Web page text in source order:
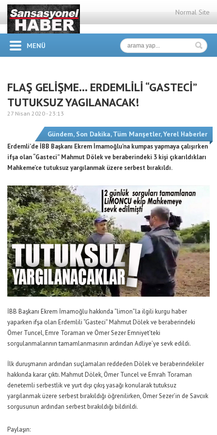
Normal Site
MENÜ
FLAŞ GELİŞME… ERDEMLİLİ “GASTECİ”
TUTUKSUZ YAGILANACAK!
27 Nisan 2020 -23:13
Gündem, Son Dakika,Tüm Manşetler,Yerel Haberler
Erdemli’de İBB Başkanı Ekrem İmamoğlu’na kumpas yapmaya çalışırken
ifşa olan “Gasteci” Mahmut Dölek ve beraberindeki 3 kişi çıkarıldıkları
Mahkeme’ce tutuksuz yargılanmak üzere serbest bırakıldı.
İBB Başkanı Ekrem İmamoğlu hakkında “limon”la ilgili kurgu haber
yaparken ifşa olan Erdemlili “Gasteci” Mahmut Dölek ve beraberindeki
Ömer Tuncel, Emre Toraman ve Ömer Sezer Emniyet’teki
sorgulanmalarının tamamlanmasının ardından Adliye’ye sevk edildi.
İlk duruşmanın ardından suçlamaları reddeden Dölek ve beraberindekiler
hakkında karar çıktı. Mahmut Dölek, Ömer Tuncel ve Emrah Toraman
denetemli serbestlik ve yurt dışı çıkış yasağı konularak tutuksuz
yargılanmak üzere serbest bırakıldığı öğrenilirken, Ömer Sezer’in de Savcıık
sorgusunun ardından serbest bırakıldığı bildirildi.
Paylaşın: